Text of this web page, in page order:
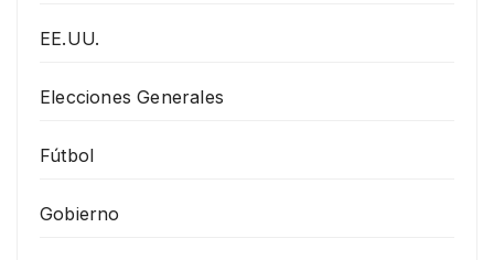
EE.UU.
Elecciones Generales
Fútbol
Gobierno